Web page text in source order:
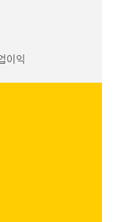
이익